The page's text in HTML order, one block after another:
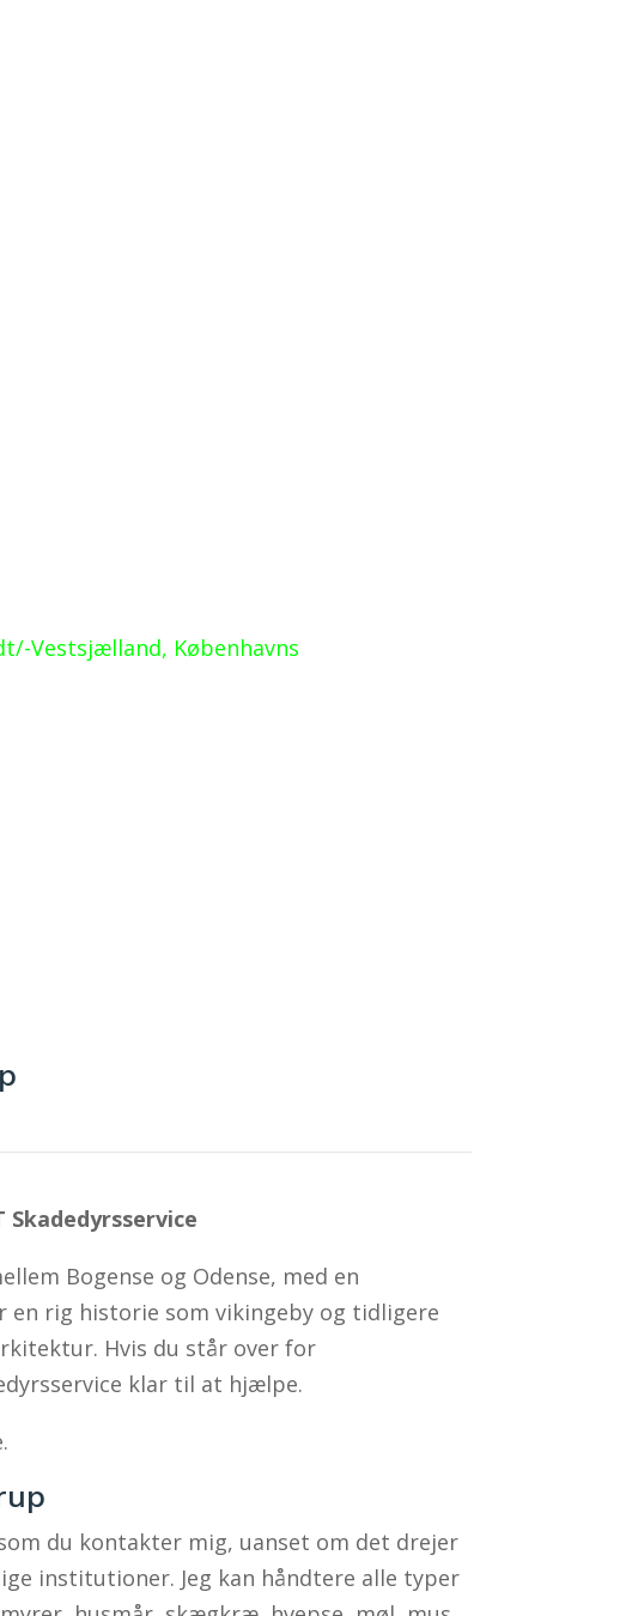
Vestsjælland, Københavns
Bogense og Odense, med en
en rig historie som vikingeby og tidligere
Hvis du står over for
klar til at hjælpe.
du kontakter mig, uanset om det drejer
institutioner. Jeg kan håndtere alle typer